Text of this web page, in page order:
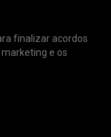
finalizar acordos
e os